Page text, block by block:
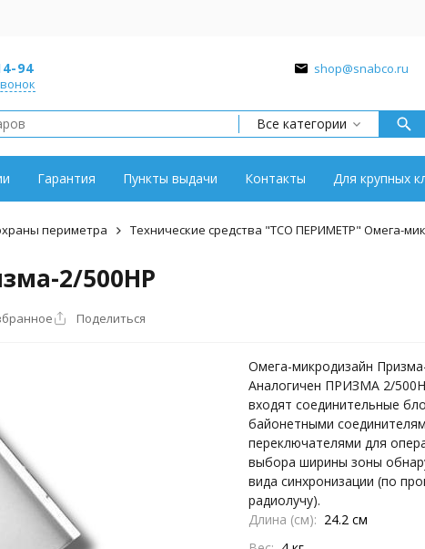
94 shop@snabco.ru
Все категории
Гарантия Пункты выдачи Контакты Для крупных
периметра Технические средства "ТСО ПЕРИМЕТР" Омега-
2/500НР
Поделиться
Омега-микродизайн
Аналогичен ПРИЗМА 2/
входят соединительные
байонетными
переключателями для
выбора ширины зоны
вида синхронизации (по
радиолучу).
Длина (см)
24.2 см